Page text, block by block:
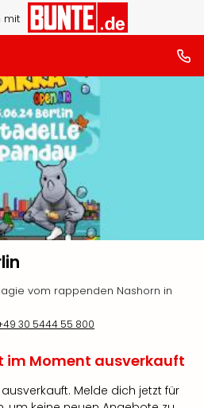
mit
vom rappenden Nashorn in
30 5444 55 800
im Moment ausverkauft
Melde dich jetzt für